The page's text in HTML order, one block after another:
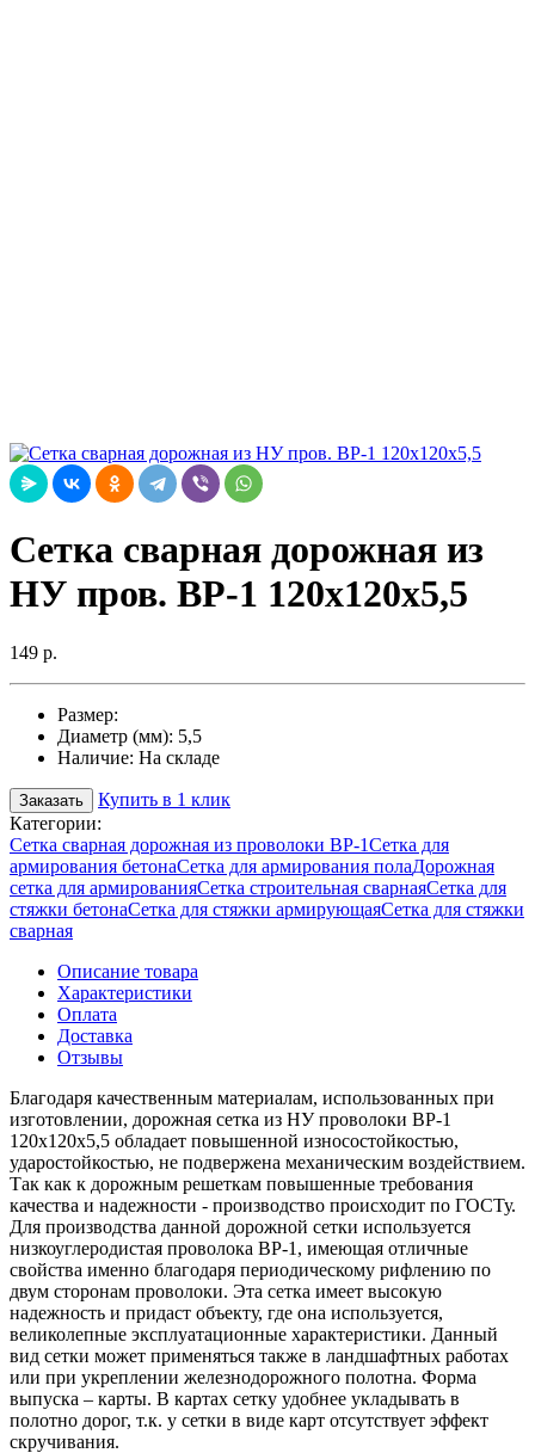
Cетка сварная дорожная из
НУ пров. ВР-1 120х120х5,5
149 р.
Размер:
Диаметр (мм): 5,5
Наличие: На складе
Заказать
Купить в 1 клик
Категории:
Сетка сварная дорожная из проволоки ВР-1Сетка для
армирования бетонаСетка для армирования полаДорожная
сетка для армированияСетка строительная сварнаяСетка для
стяжки бетонаСетка для стяжки армирующаяСетка для стяжки
сварная
Описание товара
Характеристики
Оплата
Доставка
Отзывы
Благодаря качественным материалам, использованных при
изготовлении, дорожная сетка из НУ проволоки ВР-1
120х120х5,5 обладает повышенной износостойкостью,
ударостойкостью, не подвержена механическим воздействием.
Так как к дорожным решеткам повышенные требования
качества и надежности - производство происходит по ГОСТу.
Для производства данной дорожной сетки используется
низкоуглеродистая проволока ВР-1, имеющая отличные
свойства именно благодаря периодическому рифлению по
двум сторонам проволоки. Эта сетка имеет высокую
надежность и придаст объекту, где она используется,
великолепные эксплуатационные характеристики. Данный
вид сетки может применяться также в ландшафтных работах
или при укреплении железнодорожного полотна. Форма
выпуска – карты. В картах сетку удобнее укладывать в
полотно дорог, т.к. у сетки в виде карт отсутствует эффект
скручивания.